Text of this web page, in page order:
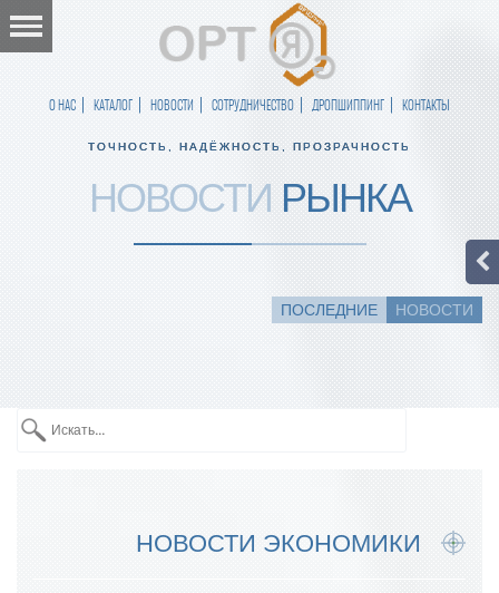
О НАС КАТАЛОГ НОВОСТИ СОТРУДНИЧЕСТВО ДРОПШИППИНГ КОНТАКТЫ
ТОЧНОСТЬ, НАДЁЖНОСТЬ, ПРОЗРАЧНОСТЬ
НОВОСТИ РЫНКА
ПОСЛЕДНИЕ НОВОСТИ
НОВОСТИ ЭКОНОМИКИ